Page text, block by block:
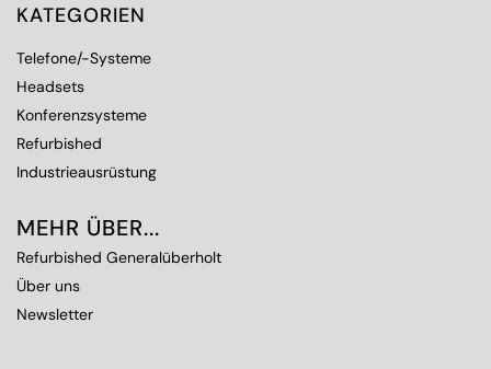
KATEGORIEN
Telefone/-Systeme
Headsets
Konferenzsysteme
Refurbished
Industrieausrüstung
MEHR ÜBER...
Refurbished Generalüberholt
Über uns
Newsletter